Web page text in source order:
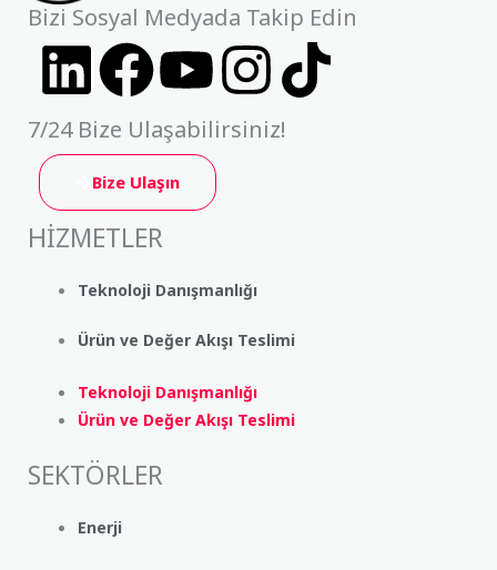
Bizi Sosyal Medyada Takip Edin
L
i
n
k
e
d
i
n
F
a
c
e
b
o
o
k
Y
o
u
t
u
b
e
I
n
a
g
r
T
7/24 Bize Ulaşabilirsiniz!
Bize Ulaşın
HİZMETLER
Teknoloji Danışmanlığı
Ürün ve Değer Akışı Teslimi
Teknoloji Danışmanlığı
Ürün ve Değer Akışı Teslimi
SEKTÖRLER
Enerji